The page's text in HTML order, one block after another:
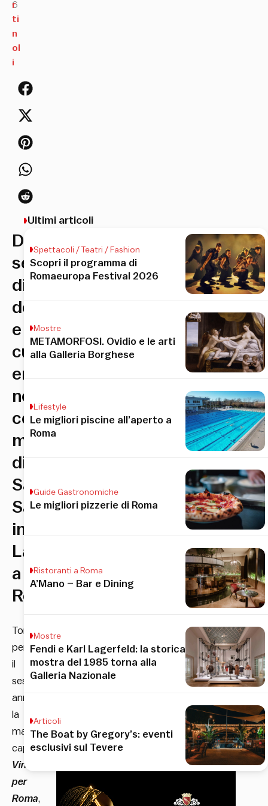
6
r
ti
n
ol
i
Due
serate
di
degustazioni
e
cultura
enogastronomica
nel
complesso
monumentale
di
San
Salvatore
in
Lauro
a
Roma
Torna
per
il
sesto
anno
la
manifestazione
capitolina
Vino
per
Roma,
Ultimi articoli
Spettacoli / Teatri / Fashion
Scopri il programma di
Romaeuropa Festival 2026
Mostre
METAMORFOSI. Ovidio e le arti
alla Galleria Borghese
Lifestyle
Le migliori piscine all’aperto a
Roma
Guide Gastronomiche
Le migliori pizzerie di Roma
Ristoranti a Roma
A’Mano – Bar e Dining
Mostre
Fendi e Karl Lagerfeld: la storica
mostra del 1985 torna alla
Galleria Nazionale
Articoli
The Boat by Gregory’s: eventi
esclusivi sul Tevere